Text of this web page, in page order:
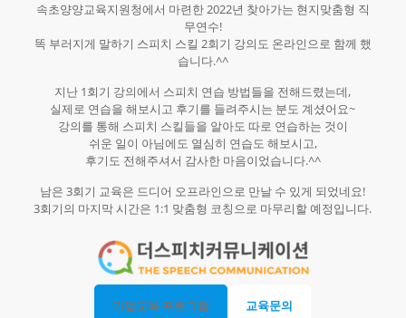
속초양양교육지원청에서 마련한 2022년 찾아가는 현지맞춤형 직
무연수!
똑 부러지게 말하기 스피치 스킬 2회기 강의도 온라인으로 함께 했
습니다.^^
지난 1회기 강의에서 스피치 연습 방법들을 전해드렸는데,
실제로 연습을 해보시고 후기를 들려주시는 분도 계셨어요~
강의를 통해 스피치 스킬들을 알아도 따로 연습하는 것이
쉬운 일이 아님에도 열심히 연습도 해보시고,
후기도 전해주셔서 감사한 마음이었습니다.^^
남은 3회기 교육은 드디어 오프라인으로 만날 수 있게 되었네요!
3회기의 마지막 시간은 1:1 맞춤형 코칭으로 마무리할 예정입니다.
기업교육 프로그램 교육문의